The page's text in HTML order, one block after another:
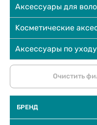
Аксессуары для
Kосметические
Аксессуары по
Очистить
БРЕНД